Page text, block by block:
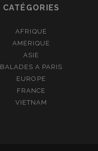
CATÉGORIES
AFRIQUE
AMERIQUE
ASIE
BALADES A PARIS
EUROPE
FRANCE
VIETNAM